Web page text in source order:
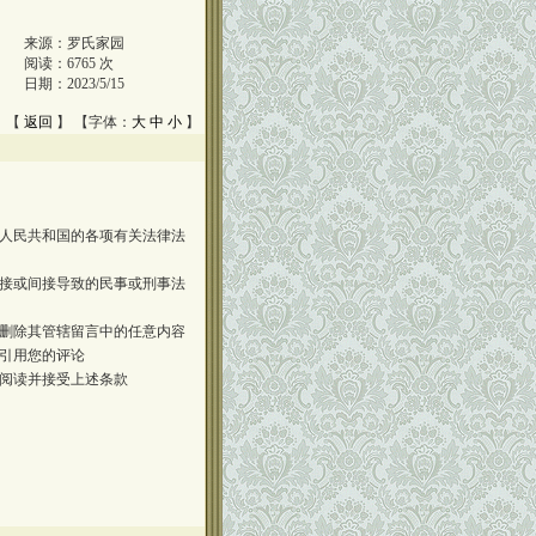
来源： 罗氏家园
阅读： 6765 次
日期： 2023/5/15
【 返回 】 【字体： 大 中 小 】
民共和国的各项有关法律法
或间接导致的民事或刑事法
除其管辖留言中的任意内容
用您的评论
读并接受上述条款